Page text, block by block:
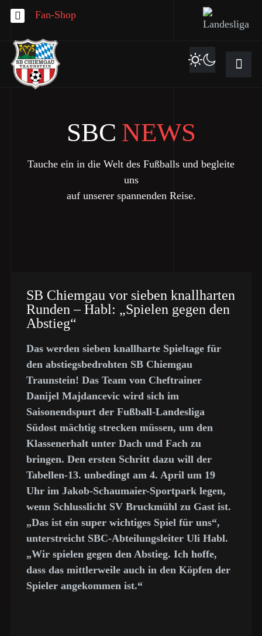
Fan-Shop
SBC NEWS
Tauche ein in die Welt des Fußballs und begleite
uns
auf unserer spannenden Reise.
SB Chiemgau vor sieben knallharten
Runden – Habl: „Spielen gegen den
Abstieg“
Das werden sieben knallharte Spieltage für
den abstiegsbedrohten SB Chiemgau
Traunstein! Das Team von Cheftrainer
Danijel Majdancevic wird sich im
Saisonendspurt der Fußball-Landesliga
Südost mächtig strecken müssen, um den
Klassenerhalt unter Dach und Fach zu
bringen. Den ersten Schritt dazu will der
Tabellen-13. unbedingt am 4. April um 19
Uhr im Jakob-Schaumaier-Sportpark legen,
wenn Schlusslicht SV Bruckmühl zu Gast ist.
„Das ist ein super wichtiges Spiel für uns“,
unterstreicht SBC-Abteilungsleiter Uli Habl.
„Wir spielen gegen den Abstieg. Ich hoffe,
dass das mittlerweile auch in den Köpfen der
Spieler angekommen ist.“